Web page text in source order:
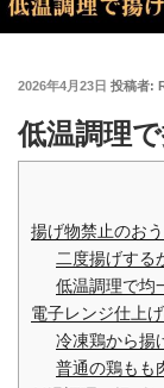
投
日:
2026年4月23日 投稿者:
低温調理
揚げ物禁止のお
二度揚げする
低温調理で均
電子レンジ仕上
冷凍鶏から揚
普通の鶏もも